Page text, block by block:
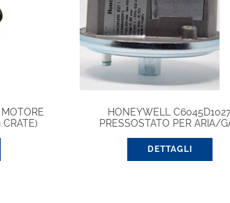
HONEYWELL
PRESSOSTATO PER ARIA/
DETTAGLI